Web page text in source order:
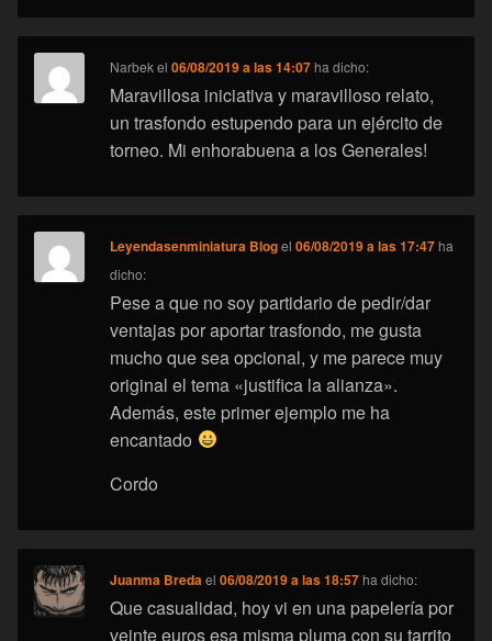
Narbekel06/08/2019 a las 14:07 ha dicho:
Maravillosa iniciativa y maravilloso relato,
un trasfondo estupendo para un ejército de
torneo. Mi enhorabuena a los Generales!
Leyendasenminiatura Blogel06/08/2019 a las 17:47 ha
dicho:
Pese a que no soy partidario de pedir/dar
ventajas por aportar trasfondo, me gusta
mucho que sea opcional, y me parece muy
original el tema «justifica la alianza».
Además, este primer ejemplo me ha
encantado
Cordo
Juanma Bredael06/08/2019 a las 18:57 ha dicho:
Que casualidad, hoy vi en una papelería por
veinte euros esa misma pluma con su tarrito